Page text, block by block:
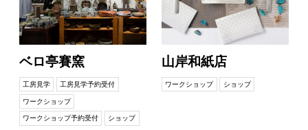
ベロ亭賽窯
工房見学 工房見学予約受付
ワークショップ
ワークショップ予約受付 ショップ
山岸和紙店
ワークショップ ショップ